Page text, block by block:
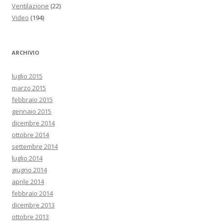
Ventilazione (22)
Video (194)
ARCHIVIO
luglio 2015
marzo 2015
febbraio 2015
gennaio 2015
dicembre 2014
ottobre 2014
settembre 2014
luglio 2014
giugno 2014
aprile 2014
febbraio 2014
dicembre 2013
ottobre 2013